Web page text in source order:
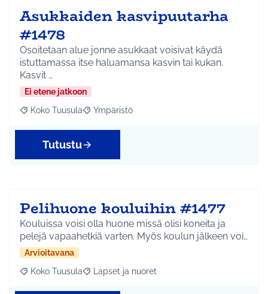
Asukkaiden kasvipuutarha
#1478
Osoitetaan alue jonne asukkaat voisivat käydä
istuttamassa itse haluamansa kasvin tai kukan.
Kasvit …
Ei etene jatkoon
Rajaa tulokset aihepiirin mukaan: Koko Tuusula
Koko Tuusula Rajaa tulokset teeman mukaan: Ympäristö
Ympäristö
Tutustu
Pelihuone kouluihin #1477
Kouluissa voisi olla huone missä olisi koneita ja
pelejä vapaahetkiä varten. Myös koulun jälkeen voi…
Arvioitavana
Rajaa tulokset aihepiirin mukaan: Koko Tuusula
Koko Tuusula Rajaa tulokset teeman mukaan: Lapset ja
Lapset ja nuoret